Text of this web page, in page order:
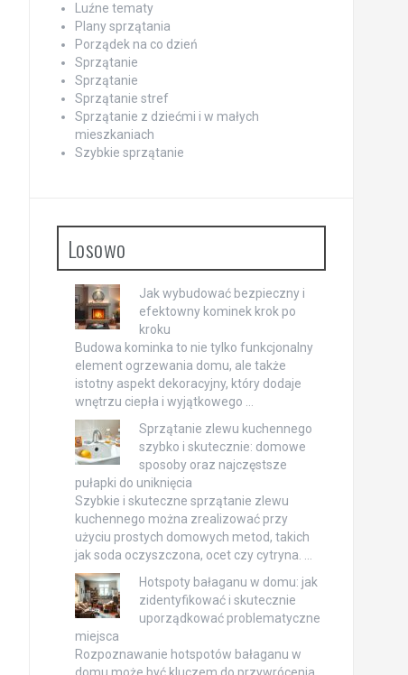
Luźne tematy
Plany sprzątania
Porządek na co dzień
Sprzątanie
Sprzątanie
Sprzątanie stref
Sprzątanie z dziećmi i w małych
mieszkaniach
Szybkie sprzątanie
Losowo
Jak wybudować bezpieczny i
efektowny kominek krok po
kroku
Budowa kominka to nie tylko funkcjonalny
element ogrzewania domu, ale także
istotny aspekt dekoracyjny, który dodaje
wnętrzu ciepła i wyjątkowego …
Sprzątanie zlewu kuchennego
szybko i skutecznie: domowe
sposoby oraz najczęstsze
pułapki do uniknięcia
Szybkie i skuteczne sprzątanie zlewu
kuchennego można zrealizować przy
użyciu prostych domowych metod, takich
jak soda oczyszczona, ocet czy cytryna. …
Hotspoty bałaganu w domu: jak
zidentyfikować i skutecznie
uporządkować problematyczne
miejsca
Rozpoznawanie hotspotów bałaganu w